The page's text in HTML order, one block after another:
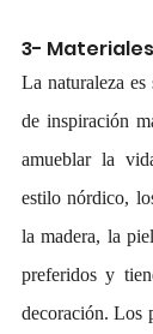
3-
La naturaleza
de inspiración
amueblar la
estilo nórdico,
la madera, la
preferidos y
decoración. Los